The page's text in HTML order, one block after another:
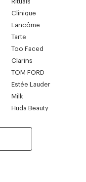
Clinique
Lancôme
Tarte
Too Faced
Clarins
TOM FORD
Estée Lauder
Milk
Huda Beauty